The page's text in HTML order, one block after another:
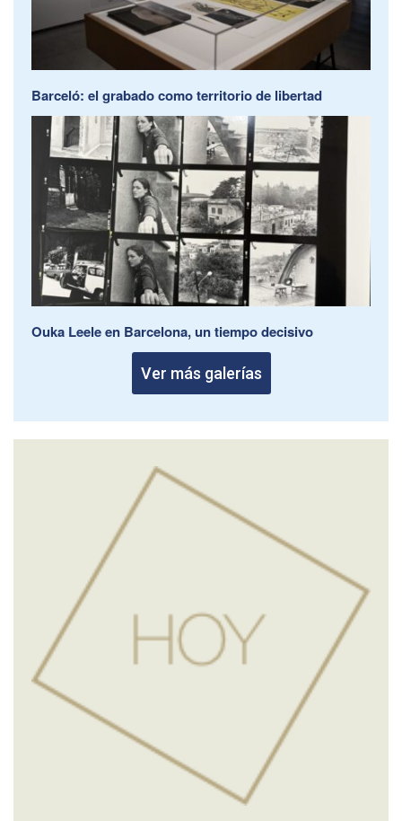
Barceló: el grabado como territorio de libertad
Ouka Leele en Barcelona, un tiempo decisivo
Ver más galerías